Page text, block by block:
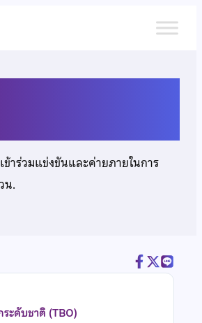
าร่วมแข่งขันและค่ายภายในการ
น.
ะดับชาติ (TBO)